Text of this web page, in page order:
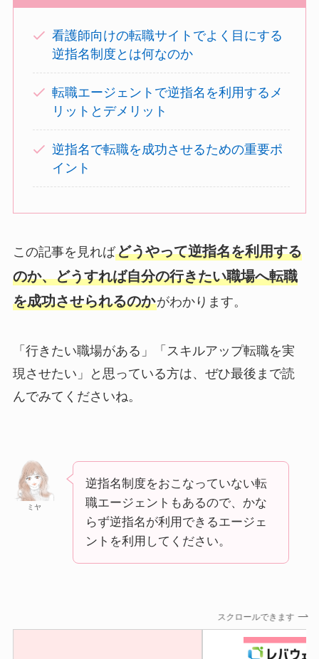
看護師向けの転職サイトでよく目にする
逆指名制度とは何なのか
転職エージェントで逆指名を利用するメ
リットとデメリット
逆指名で転職を成功させるための重要ポ
イント
この記事を見ればどうやって逆指名を利用する
のか、どうすれば自分の行きたい職場へ転職
を成功させられるのかがわかります。
「行きたい職場がある」「スキルアップ転職を実
現させたい」と思っている方は、ぜひ最後まで読
んでみてくださいね。
ミヤ
逆指名制度をおこなっていない転
職エージェントもあるので、かな
らず逆指名が利用できるエージェ
ントを利用してください。
スクロールできます